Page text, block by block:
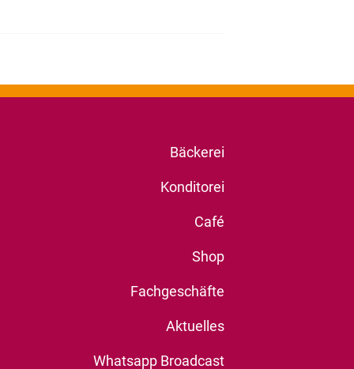
Bäckerei
Konditorei
Café
Shop
Fachgeschäfte
Aktuelles
Whatsapp Broadcast